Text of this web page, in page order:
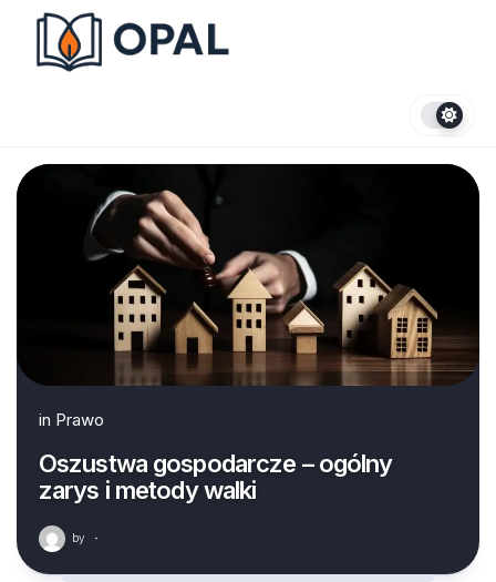
content
in Prawo
Oszustwa gospodarcze – ogólny
zarys i metody walki
by ·